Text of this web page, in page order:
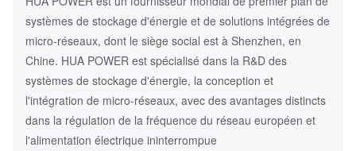
systèmes de stockage d'énergie et de solutions intégrées de
micro-réseaux, dont le siège social est à Shenzhen, en
Chine. HUA POWER est spécialisé dans la R&D des
systèmes de stockage d'énergie, la conception et
l'intégration de micro-réseaux, avec des avantages distincts
dans la régulation de la fréquence du réseau européen et
l'alimentation électrique ininterrompue